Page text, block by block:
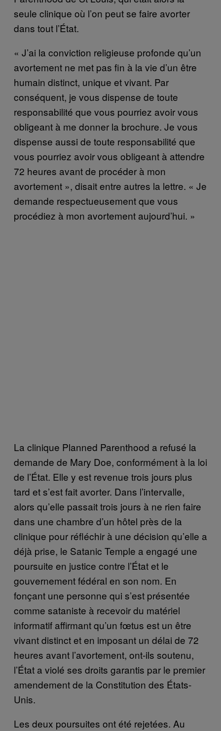
seule clinique où l’on peut se faire avorter
dans tout l’État.
« J’ai la conviction religieuse profonde qu’un
avortement ne met pas fin à la vie d’un être
humain distinct, unique et vivant. Par
conséquent, je vous dispense de toute
responsabilité que vous pourriez avoir vous
obligeant à me donner la brochure. Je vous
dispense aussi de toute responsabilité que
vous pourriez avoir vous obligeant à attendre
72 heures avant de procéder à mon
avortement », disait entre autres la lettre. « Je
demande respectueusement que vous
procédiez à mon avortement aujourd’hui. »
La clinique Planned Parenthood a refusé la
demande de Mary Doe, conformément à la loi
de l’État. Elle y est revenue trois jours plus
tard et s’est fait avorter. Dans l’intervalle,
alors qu’elle passait trois jours à ne rien faire
dans une chambre d’un hôtel près de la
clinique pour réfléchir à une décision qu’elle a
déjà prise, le Satanic Temple a engagé une
poursuite en justice contre l’État et le
gouvernement fédéral en son nom. En
fonçant une personne qui s’est présentée
comme sataniste à recevoir du matériel
informatif affirmant qu’un fœtus est un être
vivant distinct et en imposant un délai de 72
heures avant l’avortement, ont-ils soutenu,
l’État a violé ses droits garantis par le premier
amendement de la Constitution des États-
Unis.
Les deux poursuites ont été rejetées. Au